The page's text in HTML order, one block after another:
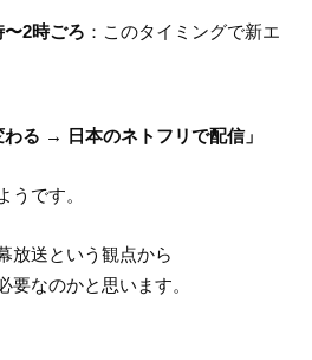
〜2時ごろ ：このタイミングで新エ
る → 日本のネトフリで配信」
うです。
放送という観点から
要なのかと思います。